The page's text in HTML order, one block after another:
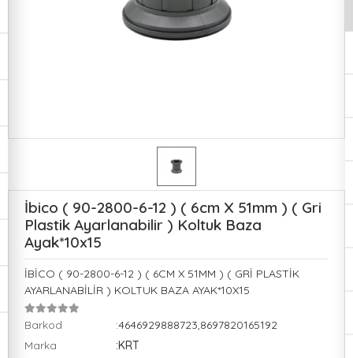
İbico ( 90-2800-6-12 ) ( 6cm X 51mm ) ( Gri
Plastik Ayarlanabilir ) Koltuk Baza
Ayak*10x15
İBİCO ( 90-2800-6-12 ) ( 6CM X 51MM ) ( GRİ PLASTİK
AYARLANABİLİR ) KOLTUK BAZA AYAK*10X15
Barkod
:4646929888723,8697820165192
Marka
:KRT